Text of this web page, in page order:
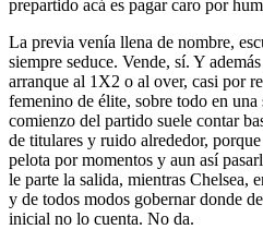
prepartido acá es pagar caro por
La previa venía llena de nombre,
siempre seduce. Vende, sí. Y
arranque al 1X2 o al over, casi por
femenino de élite, sobre todo en
comienzo del partido suele contar
de titulares y ruido alrededor,
pelota por momentos y aun así
le parte la salida, mientras Chelsea,
y de todos modos gobernar donde
inicial no lo cuenta. No da.